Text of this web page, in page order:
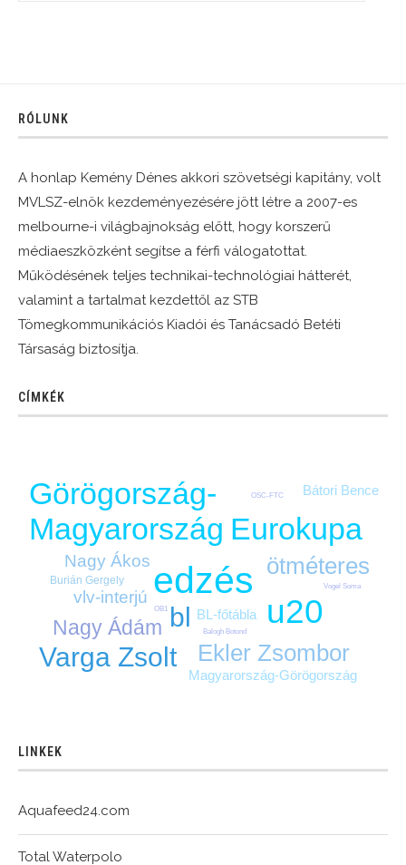
RÓLUNK
A honlap Kemény Dénes akkori szövetségi kapitány, volt
MVLSZ-elnök kezdeményezésére jött létre a 2007-es
melbourne-i világbajnokság előtt, hogy korszerű
médiaeszközként segítse a férfi válogatottat.
Működésének teljes technikai-technológiai hátterét,
valamint a tartalmat kezdettől az STB
Tömegkommunikációs Kiadói és Tanácsadó Betéti
Társaság biztosítja.
CÍMKÉK
edzés
u20
Eurokupa
Görögország-
Magyarország
bl
Varga Zsolt
Ekler Zsombor
ötméteres
Nagy Ádám
Nagy Ákos
vlv-interjú
BL-főtábla
Bátori Bence
Magyarország-Görögország
Burián Gergely
Balogh Botond
OB1
OSC-FTC
Vogel Soma
LINKEK
Aquafeed24.com
Total Waterpolo